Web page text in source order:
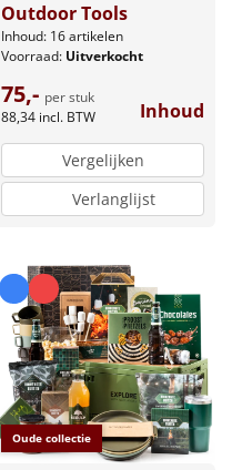
Outdoor Tools
Inhoud: 16 artikelen
Voorraad: Uitverkocht
75,- per stuk
88,34 incl. BTW Inhoud
Vergelijken
Verlanglijst
Oude collectie